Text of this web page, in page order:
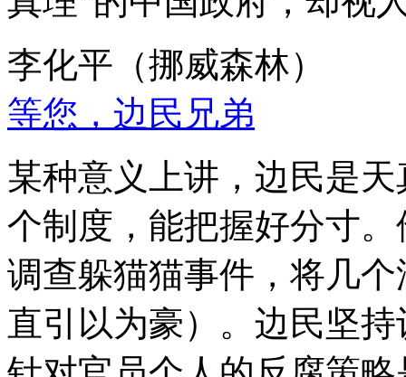
李化平（挪威森林）
等您，边民兄弟
某种意义上讲，边民是
个制度，能把握好分寸
调查躲猫猫事件，将几
直引以为豪）。边民坚